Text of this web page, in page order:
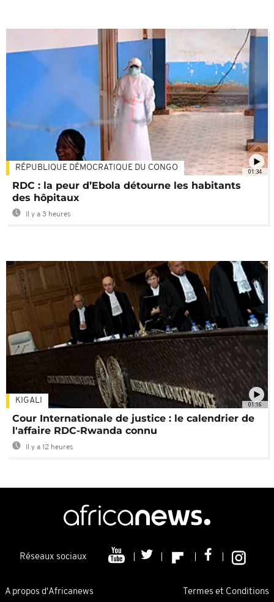
01:34
RÉPUBLIQUE DÉMOCRATIQUE DU CONGO
RDC : la peur d’Ebola détourne les habitants
des hôpitaux
Il y a 3 heures
01:16
KIGALI
Cour Internationale de justice : le calendrier de
l'affaire RDC-Rwanda connu
Il y a 12 heures
Réseaux sociaux
A propos d'Africanews Termes et Conditions